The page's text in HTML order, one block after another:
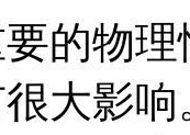
的物
大影